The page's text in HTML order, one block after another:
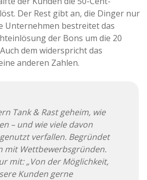
Der Rest gibt an, die Dinger nur
Unternehmen bestreitet das
der Bons um die 20
dem widerspricht das
anderen Zahlen.
Tank & Rast geheim, wie
– und wie viele davon
verfallen. Begründet
mit Wettbewerbsgründen.
mit: „Von der Möglichkeit,
Kunden gerne